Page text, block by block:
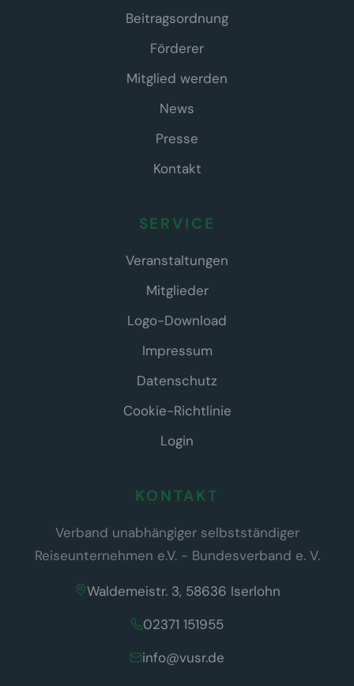
Beitragsordnung
Förderer
Mitglied werden
News
Presse
Kontakt
SERVICE
Veranstaltungen
Mitglieder
Logo-Download
Impressum
Datenschutz
Cookie-Richtlinie
Login
KONTAKT
Verband unabhängiger selbstständiger
Reiseunternehmen e.V. - Bundesverband e. V.
Waldemeistr. 3, 58636 Iserlohn
02371 151955
info@vusr.de